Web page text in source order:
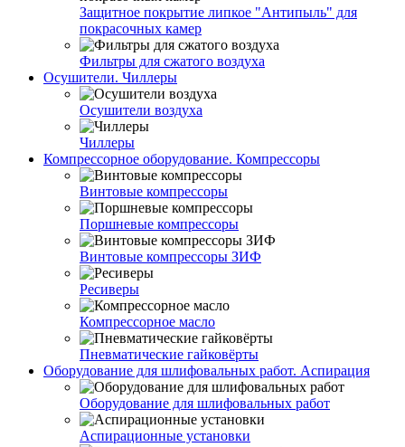
Защитное покрытие липкое "Антипыль" для
покрасочных камер
Фильтры для сжатого воздуха
Осушители. Чиллеры
Осушители воздуха
Чиллеры
Компрессорное оборудование. Компрессоры
Винтовые компрессоры
Поршневые компрессоры
Винтовые компрессоры ЗИФ
Ресиверы
Компрессорное масло
Пневматические гайковёрты
Оборудование для шлифовальных работ. Аспирация
Оборудование для шлифовальных работ
Аспирационные установки